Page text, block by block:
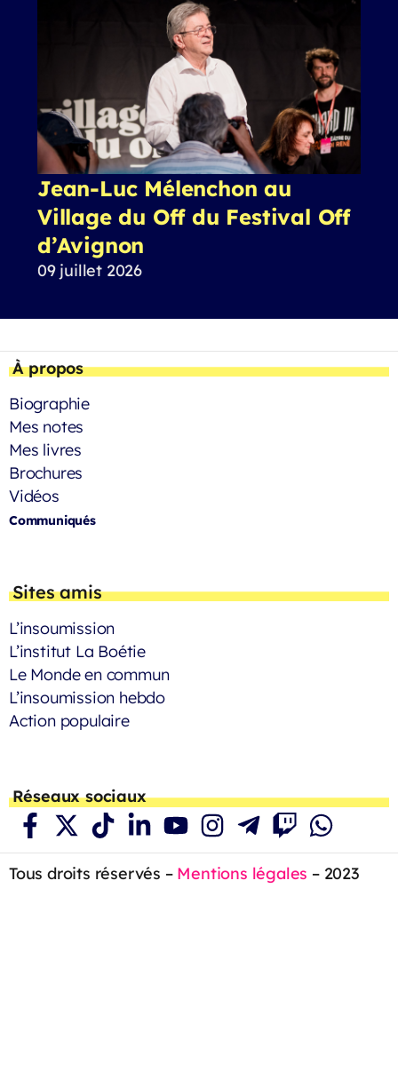
Jean-Luc Mélenchon au
Village du Off du Festival Off
d’Avignon
09 juillet 2026
À propos
Biographie
Mes notes
Mes livres
Brochures
Vidéos
Communiqués
Sites amis
L’insoumission
L’institut La Boétie
Le Monde en commun
L’insoumission hebdo
Action populaire
Réseaux sociaux
Tous droits réservés – Mentions légales – 2023